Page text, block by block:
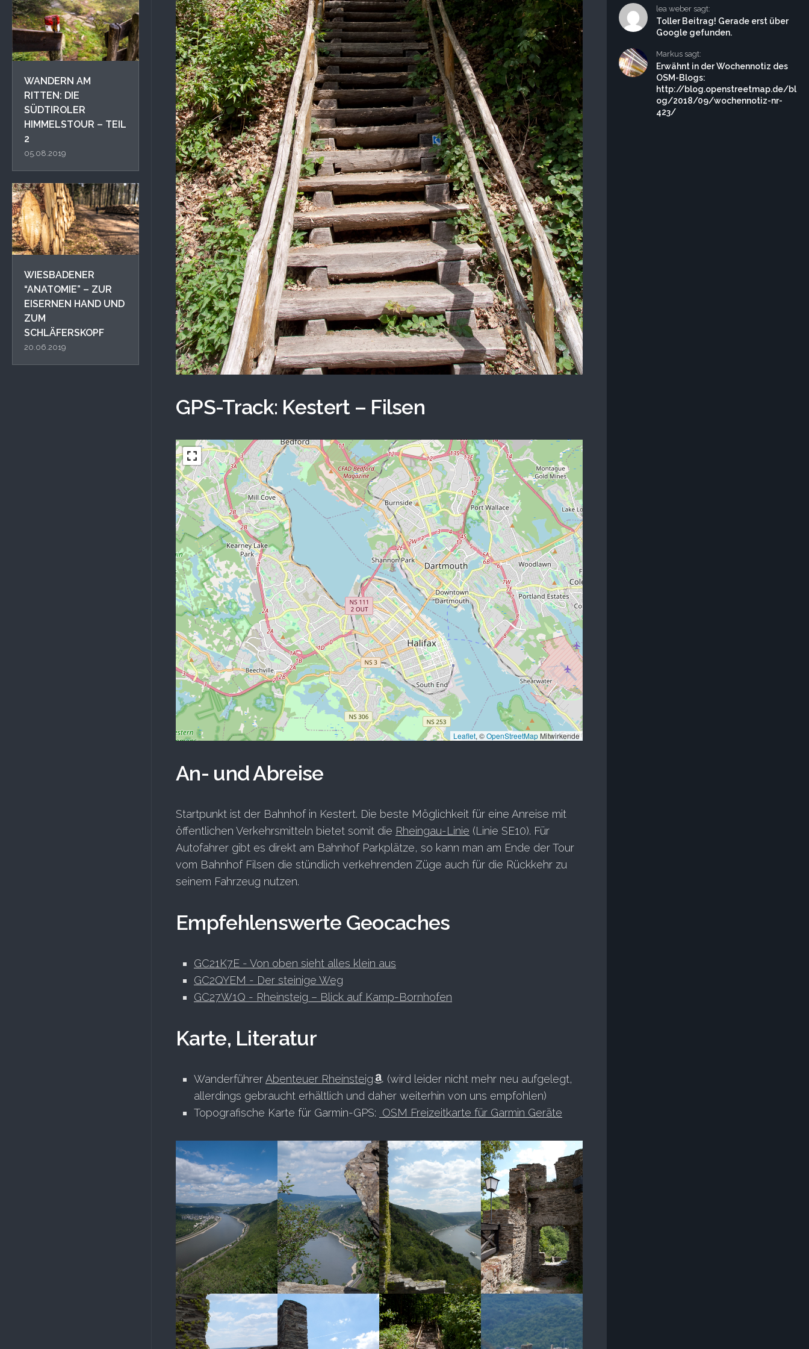
WANDERN AM
RITTEN: DIE
SÜDTIROLER
HIMMELSTOUR – TEIL
2
05.08.2019
WIESBADENER
“ANATOMIE” – ZUR
EISERNEN HAND UND
ZUM
SCHLÄFERSKOPF
20.06.2019
GPS-Track: Kestert – Filsen
Leaflet, ©OpenStreetMap Mitwirkende
An- und Abreise
Startpunkt ist der Bahnhof in Kestert. Die beste Möglichkeit für eine Anreise mit
öffentlichen Verkehrsmitteln bietet somit die Rheingau-Linie (Linie SE10). Für
Autofahrer gibt es direkt am Bahnhof Parkplätze, so kann man am Ende der Tour
vom Bahnhof Filsen die stündlich verkehrenden Züge auch für die Rückkehr zu
seinem Fahrzeug nutzen.
Empfehlenswerte Geocaches
GC21K7E - Von oben sieht alles klein aus
GC2QYEM - Der steinige Weg
GC27W1Q - Rheinsteig – Blick auf Kamp-Bornhofen
Karte, Literatur
Wanderführer Abenteuer Rheinsteig
(wird leider nicht mehr neu aufgelegt,
allerdings gebraucht erhältlich und daher weiterhin von uns empfohlen)
Topografische Karte für Garmin-GPS: OSM Freizeitkarte für Garmin Geräte
lea weber sagt:
Toller Beitrag! Gerade erst über
Google gefunden.
Markus sagt:
Erwähnt in der Wochennotiz des
OSM-Blogs:
http://blog.openstreetmap.de/bl
og/2018/09/wochennotiz-nr-
423/